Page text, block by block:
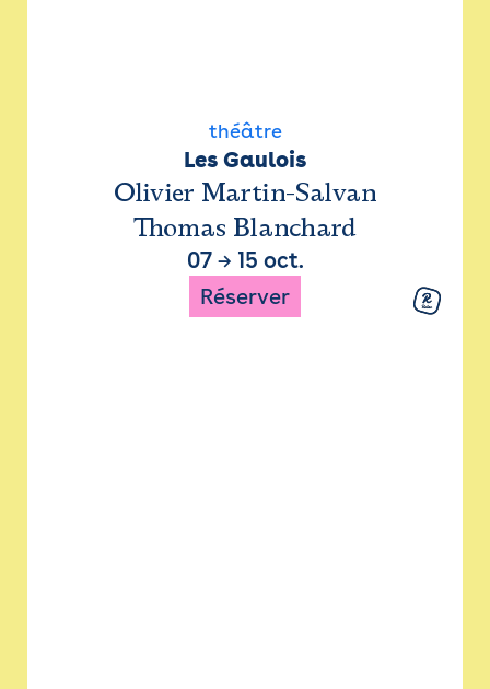
théâtre
Les Gaulois
Olivier Martin-Salvan
Thomas Blanchard
07→ 15 oct.
Réserver